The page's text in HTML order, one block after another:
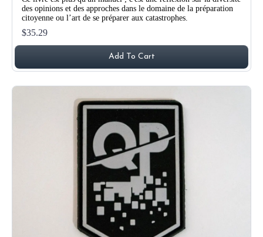
des opinions et des approches dans le domaine de la préparation
citoyenne ou l’art de se préparer aux catastrophes.
$35.29
Add To Cart